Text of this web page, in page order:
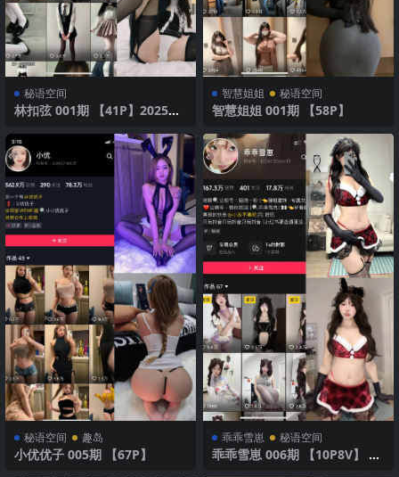
秘语空间
林扣弦 001期 【41P】2025年
智慧姐姐 秘语空间
智慧姐姐 001期 【58P】
秘语空间 趣岛
小优优子 005期 【67P】
乖乖雪崽 秘语空间
乖乖雪崽 006期 【10P8V】 圣